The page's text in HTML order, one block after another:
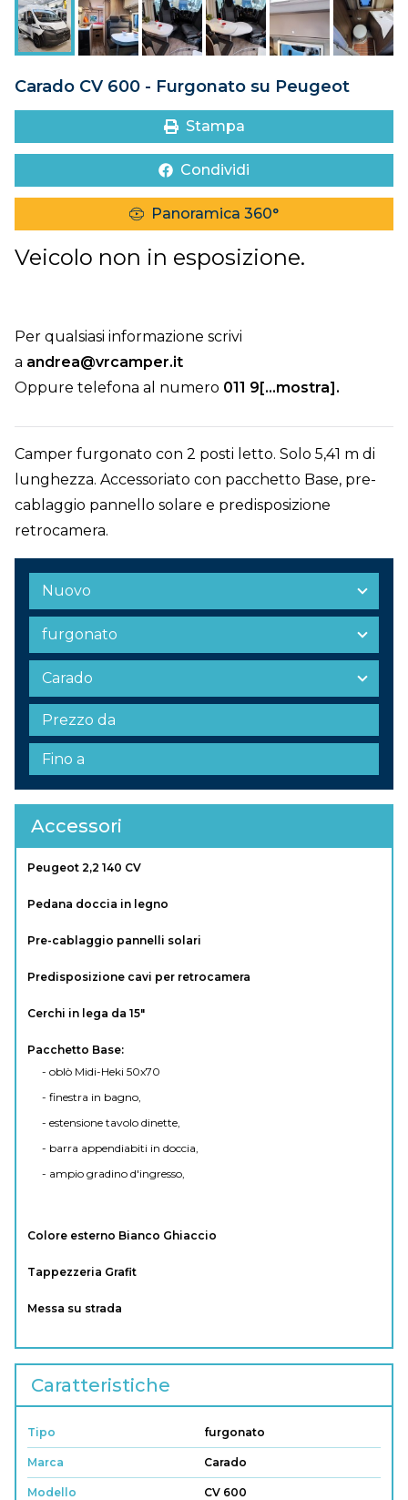
DOVE SIAMO
CONTATTI
Carado CV 600 - Furgonato su Peugeot
Stampa
Condividi
Panoramica 360°
Veicolo non in esposizione.
Per qualsiasi informazione scrivi
a andrea@vrcamper.it
Oppure telefona al numero 011 9[...mostra].
Camper furgonato con 2 posti letto. Solo 5,41 m di
lunghezza. Accessoriato con pacchetto Base, pre-
cablaggio pannello solare e predisposizione
retrocamera.
Accessori
Peugeot 2,2 140 CV
Pedana doccia in legno
Pre-cablaggio pannelli solari
Predisposizione cavi per retrocamera
Cerchi in lega da 15"
Pacchetto Base:
- oblò Midi-Heki 50x70
- finestra in bagno,
- estensione tavolo dinette,
- barra appendiabiti in doccia,
- ampio gradino d'ingresso,
Colore esterno Bianco Ghiaccio
Tappezzeria Grafit
Messa su strada
Caratteristiche
Tipo furgonato
Marca Carado
Modello CV 600